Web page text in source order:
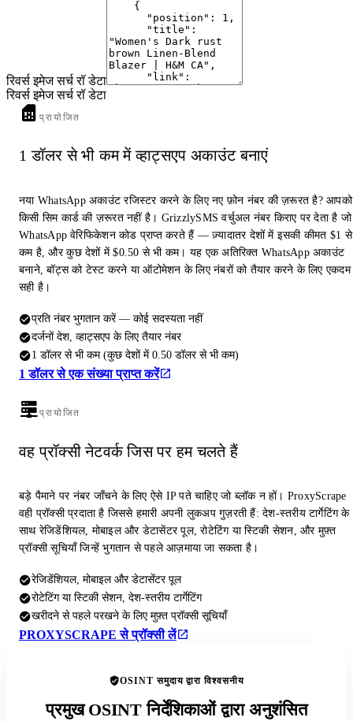
4th & Reckless tailored double breasted blazer co-ord in ...
· ASOS
रिवर्स इमेज सर्च रॉ डेटा
रिवर्स इमेज सर्च रॉ डेटा
प्रायोजित
1 डॉलर से भी कम में व्हाट्सएप अकाउंट बनाएं
नया WhatsApp अकाउंट रजिस्टर करने के लिए नए फ़ोन नंबर की ज़रूरत है? आपको
किसी सिम कार्ड की ज़रूरत नहीं है। GrizzlySMS वर्चुअल नंबर किराए पर देता है जो
WhatsApp वेरिफिकेशन कोड प्राप्त करते हैं — ज़्यादातर देशों में इसकी कीमत $1 से
कम है, और कुछ देशों में $0.50 से भी कम। यह एक अतिरिक्त WhatsApp अकाउंट
बनाने, बॉट्स को टेस्ट करने या ऑटोमेशन के लिए नंबरों को तैयार करने के लिए एकदम
सही है।
प्रति नंबर भुगतान करें — कोई सदस्यता नहीं
दर्जनों देश, व्हाट्सएप के लिए तैयार नंबर
1 डॉलर से भी कम (कुछ देशों में 0.50 डॉलर से भी कम)
1 डॉलर से एक संख्या प्राप्त करें
प्रायोजित
वह प्रॉक्सी नेटवर्क जिस पर हम चलते हैं
बड़े पैमाने पर नंबर जाँचने के लिए ऐसे IP पते चाहिए जो ब्लॉक न हों। ProxyScrape
वही प्रॉक्सी प्रदाता है जिससे हमारी अपनी लुकअप गुज़रती हैं: देश-स्तरीय टार्गेटिंग के
साथ रेजिडेंशियल, मोबाइल और डेटासेंटर पूल, रोटेटिंग या स्टिकी सेशन, और मुफ़्त
प्रॉक्सी सूचियाँ जिन्हें भुगतान से पहले आज़माया जा सकता है।
रेजिडेंशियल, मोबाइल और डेटासेंटर पूल
रोटेटिंग या स्टिकी सेशन, देश-स्तरीय टार्गेटिंग
खरीदने से पहले परखने के लिए मुफ़्त प्रॉक्सी सूचियाँ
PROXYSCRAPE से प्रॉक्सी लें
OSINT समुदाय द्वारा विश्वसनीय
प्रमुख OSINT निर्देशिकाओं द्वारा अनुशंसित